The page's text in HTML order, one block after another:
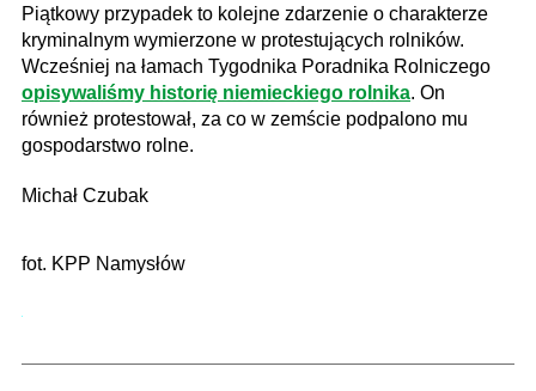
Piątkowy przypadek to kolejne zdarzenie o charakterze
kryminalnym wymierzone w protestujących rolników.
Wcześniej na łamach Tygodnika Poradnika Rolniczego
opisywaliśmy historię niemieckiego rolnika. On
również protestował, za co w zemście podpalono mu
gospodarstwo rolne.
Michał Czubak
fot. KPP Namysłów